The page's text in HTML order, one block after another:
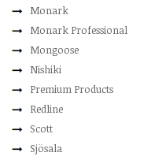
Monark
Monark Professional
Mongoose
Nishiki
Premium Products
Redline
Scott
Sjösala